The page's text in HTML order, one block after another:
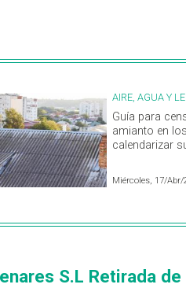
AIRE, AGUA Y
Guía para
amianto en
calendarizar
Miércoles, 17/Abr/
S.L Retirada